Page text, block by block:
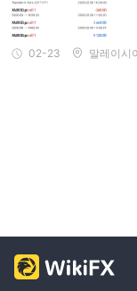
02-23 말레이시